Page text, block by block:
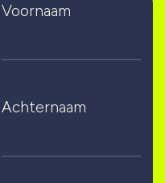
Voornaam
Achternaam